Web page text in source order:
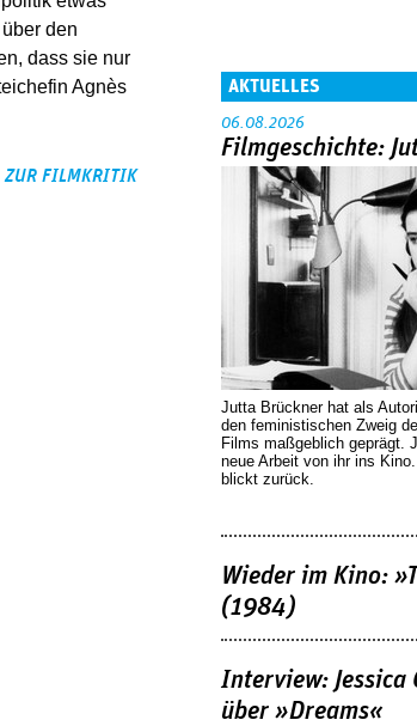
den
dass sie nur
Agnès
ZUR FILMKRITIK
AKTUELLES
06.08.2026
Filmgeschichte:
Jutta Brückner hat als
den feministischen Zweig
Films maßgeblich geprägt.
neue Arbeit von ihr ins
blickt zurück.
Wieder im Kino:
(1984)
Interview: Jessica
über »Dreams«